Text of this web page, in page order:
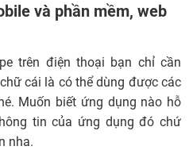
và phần mềm, web
trên điện thoại bạn chỉ cần
cái là có thể dùng được các
Muốn biết ứng dụng nào hỗ
tin của ứng dụng đó chứ
nha.